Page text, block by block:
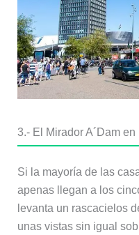
3.- El Mirador A´Dam en
Si la mayoría de las
apenas llegan a los
levanta un rascacielos
unas vistas sin igual